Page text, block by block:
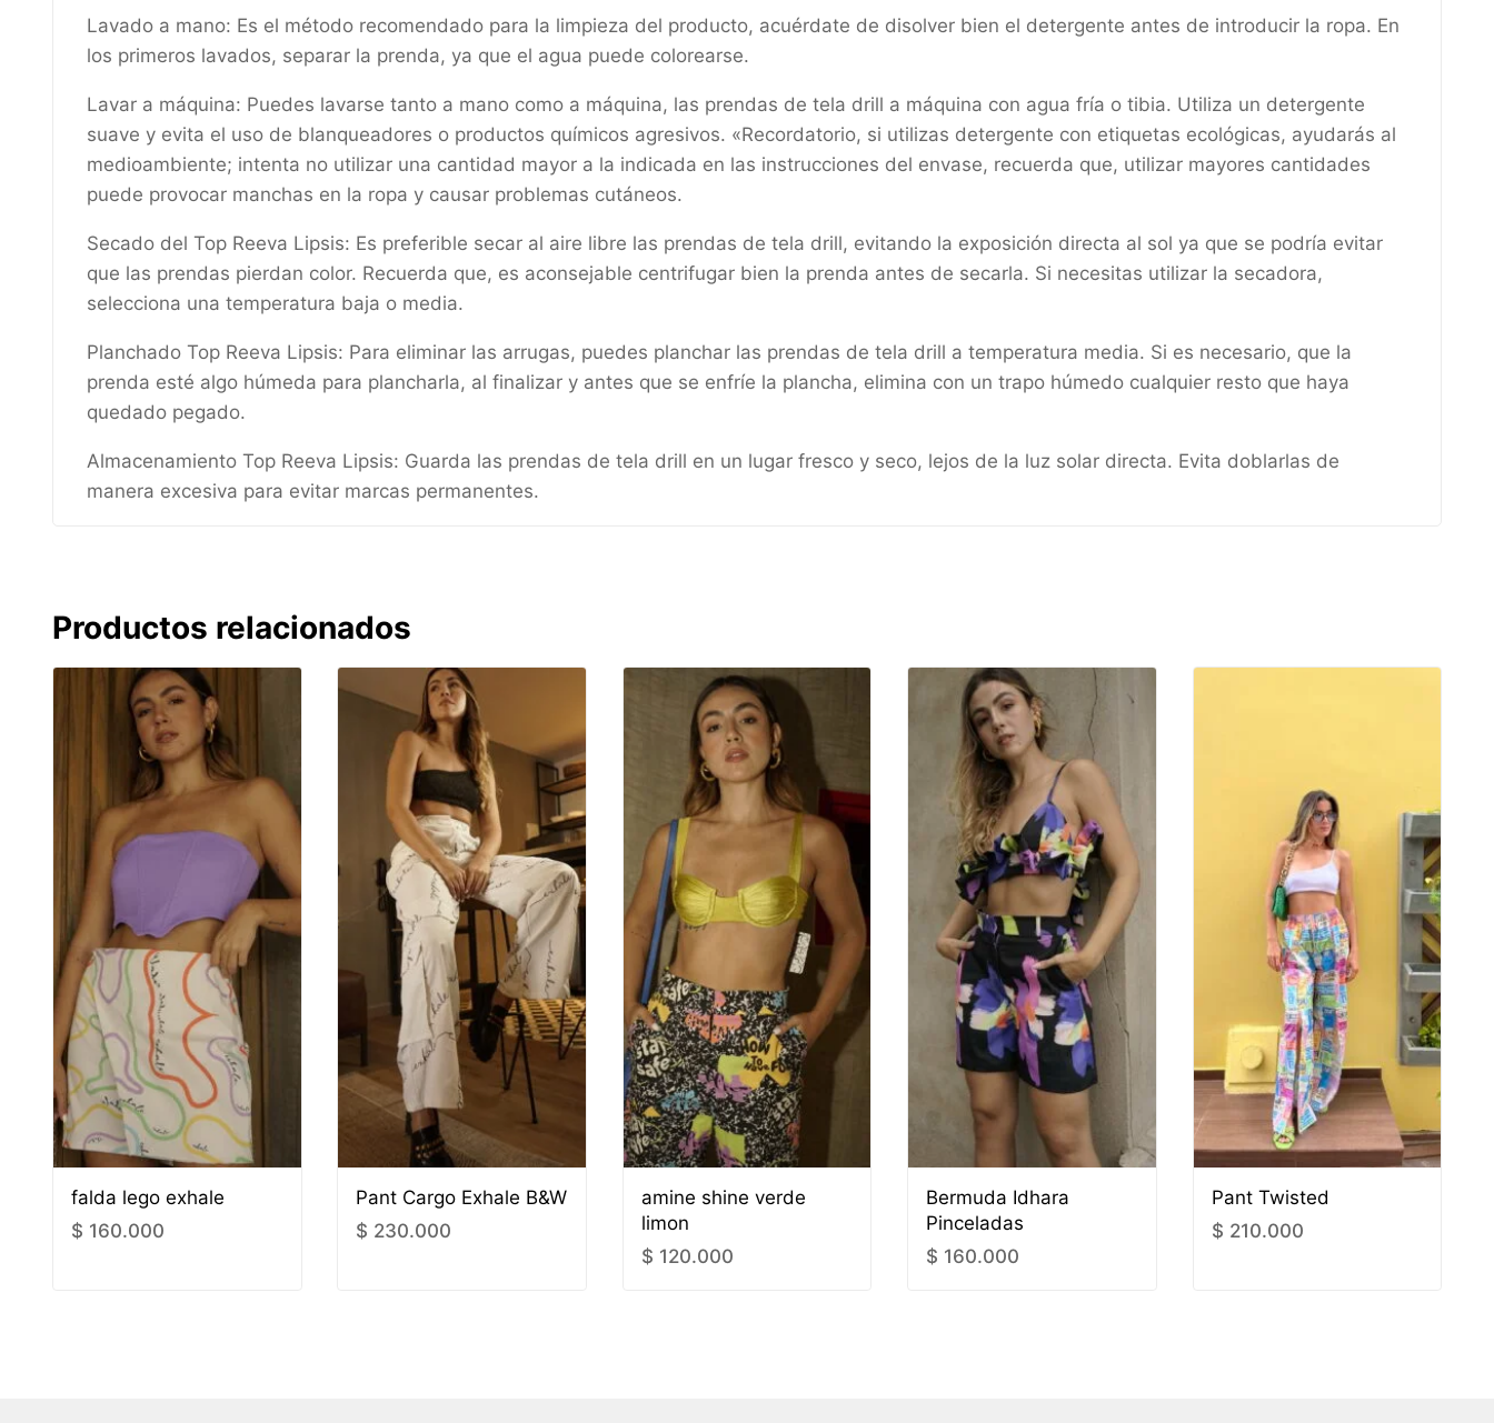
Lavado a mano: Es el método recomendado para la limpieza del producto, acuérdate de disolver bien el detergente antes de introducir la ropa. En
los primeros lavados, separar la prenda, ya que el agua puede colorearse.
Lavar a máquina: Puedes lavarse tanto a mano como a máquina, las prendas de tela drill a máquina con agua fría o tibia. Utiliza un detergente
suave y evita el uso de blanqueadores o productos químicos agresivos. «Recordatorio, si utilizas detergente con etiquetas ecológicas, ayudarás al
medioambiente; intenta no utilizar una cantidad mayor a la indicada en las instrucciones del envase, recuerda que, utilizar mayores cantidades
puede provocar manchas en la ropa y causar problemas cutáneos.
Secado del Top Reeva Lipsis: Es preferible secar al aire libre las prendas de tela drill, evitando la exposición directa al sol ya que se podría evitar
que las prendas pierdan color. Recuerda que, es aconsejable centrifugar bien la prenda antes de secarla. Si necesitas utilizar la secadora,
selecciona una temperatura baja o media.
Planchado Top Reeva Lipsis: Para eliminar las arrugas, puedes planchar las prendas de tela drill a temperatura media. Si es necesario, que la
prenda esté algo húmeda para plancharla, al finalizar y antes que se enfríe la plancha, elimina con un trapo húmedo cualquier resto que haya
quedado pegado.
Almacenamiento Top Reeva Lipsis: Guarda las prendas de tela drill en un lugar fresco y seco, lejos de la luz solar directa. Evita doblarlas de
manera excesiva para evitar marcas permanentes.
Productos relacionados
falda lego exhale
$ 160.000
Pant Cargo Exhale B&W
$ 230.000
amine shine verde
limon
$ 120.000
Bermuda Idhara
Pinceladas
$ 160.000
Pant Twisted
$ 210.000